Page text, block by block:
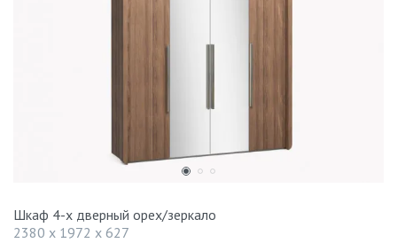
Шкаф 4-х дверный орех/зеркало
2380 x 1972 x 627